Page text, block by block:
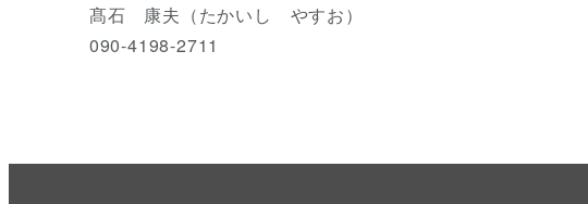
髙石 康夫（たかいし やすお）
090-4198-2711